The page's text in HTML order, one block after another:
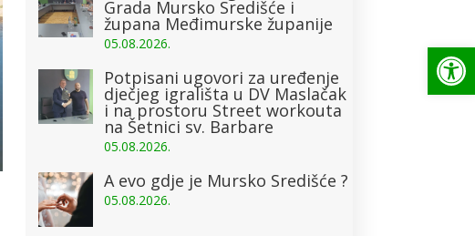
Grada Mursko Središće i
župana Međimurske županije
05.08.2026.
Potpisani ugovori za uređenje
dječjeg igrališta u DV Maslačak
i na prostoru Street workouta
na Šetnici sv. Barbare
05.08.2026.
A evo gdje je Mursko Središće ?
05.08.2026.